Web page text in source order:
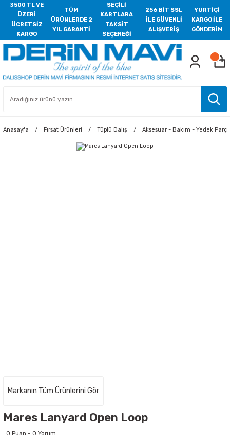
3500 TL VE
ÜZERİ
ÜCRETSİZ
KARGO
TÜM
ÜRÜNLERDE 2
YIL GARANTİ
SEÇİLİ
KARTLARA
TAKSİT
SEÇENEĞİ
256 BİT SSL
İLE GÜVENLİ
ALIŞVERİŞ
YURTİÇİ
KARGO İLE
GÖNDERİM
Anasayfa Fırsat Ürünleri Tüplü Dalış Aksesuar - Bakım - Yedek Parça
Markanın Tüm Ürünlerini Gör
Mares Lanyard Open Loop
0 Puan - 0 Yorum